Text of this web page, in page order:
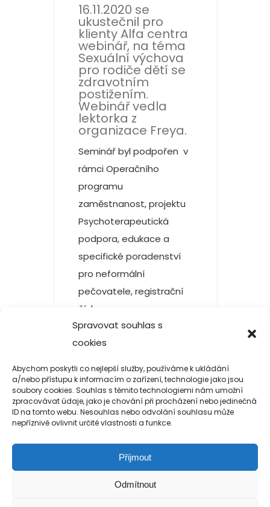
Spravovat souhlas s
cookies
Abychom poskytli co nejlepší služby, používáme k ukládání
a/nebo přístupu k informacím o zařízení, technologie jako jsou
soubory cookies. Souhlas s těmito technologiemi nám umožní
zpracovávat údaje, jako je chování při procházení nebo jedinečná
ID na tomto webu. Nesouhlas nebo odvolání souhlasu může
nepříznivě ovlivnit určité vlastnosti a funkce.
Přijmout
Odmítnout
16.11.2020 se
ukustečnil pro
klienty Alfa centra
webinář, na téma
Sexuální výchova
pro rodiče dětí se
zdravotním
postižením.
Webinář vedla
lektorka z
organizace Freya.
Seminář byl podpořen v
rámci Operačního
programu
zaměstnanost, projektu
Psychoterapeutická
podpora, edukace a
specifické poradenství
pro neformální
pečovatele, registrační
číslo
CZ.03.2.X/0.0/0.0/16_134/0008175
a projektu Podpora
CZ.03.2.60/0.0/0.0/16_064/0006431.
Tématem a celým […]
READ MORE